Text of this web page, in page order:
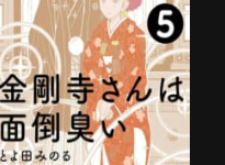
金剛寺さんは面倒臭
い 第5巻
購入する